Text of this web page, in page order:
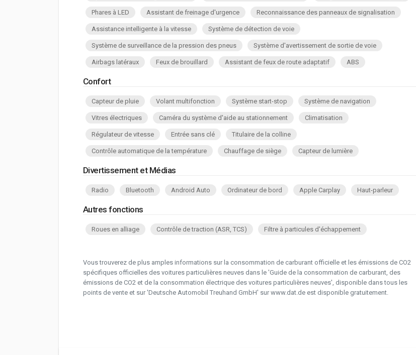
Phares à LED Assistant de freinage d'urgence Reconnaissance des panneaux de signalisation
Assistance intelligente à la vitesse Système de détection de voie
Système de surveillance de la pression des pneus Système d'avertissement de sortie de voie
Airbags latéraux Feux de brouillard Assistant de feux de route adaptatif ABS
Confort
Capteur de pluie Volant multifonction Système start-stop Système de navigation
Vitres électriques Caméra du système d'aide au stationnement Climatisation
Régulateur de vitesse Entrée sans clé Titulaire de la colline
Contrôle automatique de la température Chauffage de siège Capteur de lumière
Divertissement et Médias
Radio Bluetooth Android Auto Ordinateur de bord Apple Carplay Haut-parleur
Autres fonctions
Roues en alliage Contrôle de traction (ASR, TCS) Filtre à particules d'échappement
Vous trouverez de plus amples informations sur la consommation de carburant officielle et les émissions de CO2
spécifiques officielles des voitures particulières neuves dans le 'Guide de la consommation de carburant, des
émissions de CO2 et de la consommation électrique des voitures particulières neuves', disponible dans tous les
points de vente et sur 'Deutsche Automobil Treuhand GmbH' sur www.dat.de est disponible gratuitement.